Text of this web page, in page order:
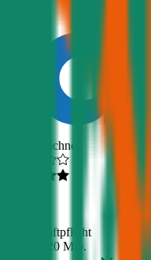
Ausgezeichnet
Haftpflicht
€ 20 Mio.